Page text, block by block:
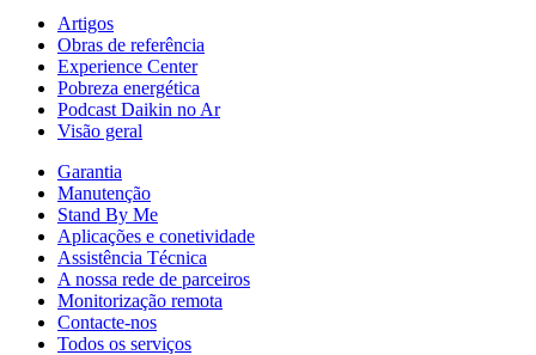
Artigos
Obras de referência
Experience Center
Pobreza energética
Podcast Daikin no Ar
Visão geral
Garantia
Manutenção
Stand By Me
Aplicações e conetividade
Assistência Técnica
A nossa rede de parceiros
Monitorização remota
Contacte-nos
Todos os serviços